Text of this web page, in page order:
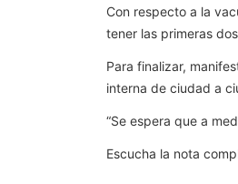
Con respecto a la
tener las primeras
Para finalizar,
interna de ciudad a
“Se espera que a
Escucha la nota